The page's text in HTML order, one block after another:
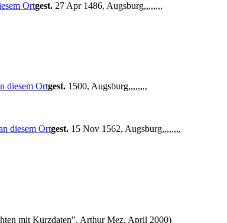
gest. 27 Apr 1486, Augsburg,,,,,,,,
gest. 1500, Augsburg,,,,,,,,
gest. 15 Nov 1562, Augsburg,,,,,,,,
mit Kurzdaten", Arthur Mez, April 2000)